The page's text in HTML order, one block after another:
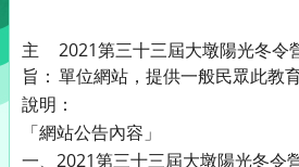
主
旨：
2021第三十三屆大墩陽光冬令
單位網站，提供一般民眾此教育
說明：
「網站公告內容」
一、2021第三十三屆大墩陽光冬令